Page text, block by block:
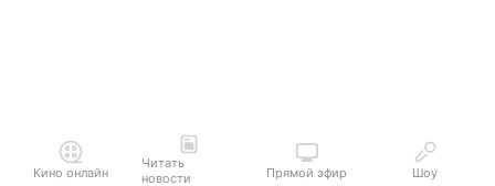
Кино онлайн
Читать
новости
Прямой эфир Шоу